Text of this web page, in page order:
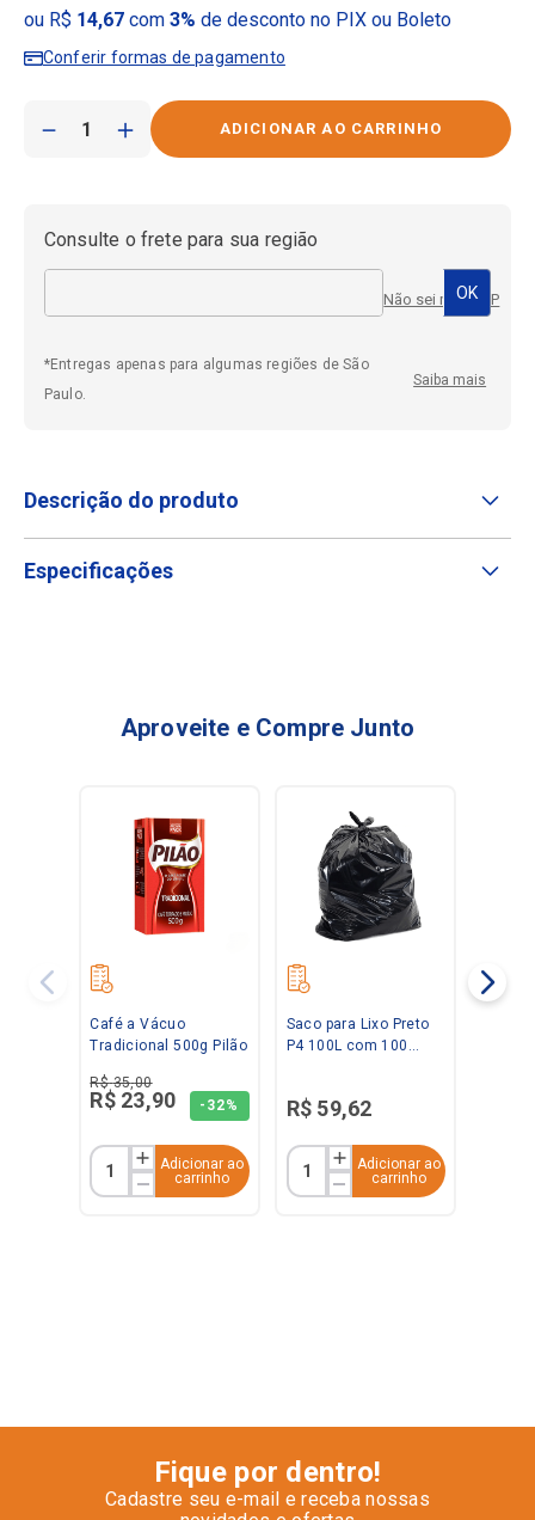
ou R$ 14,67com 3% de desconto no PIX ou Boleto
Conferir formas de pagamento
＋
－
Consulte o frete para sua região
Não sei meu CEP
*Entregas apenas para algumas regiões de São
Paulo.
Saiba mais
Descrição do produto
Especificações
Aproveite e Compre Junto
Café a Vácuo
Tradicional 500g Pilão
R$ 35,00
R$ 23,90 - 32%
Adicionar ao
carrinho
Saco para Lixo Preto
P4 100L com 100
R$ 59,62
Adicionar ao
carrinho
Fique por dentro!
Cadastre seu e-mail e receba nossas